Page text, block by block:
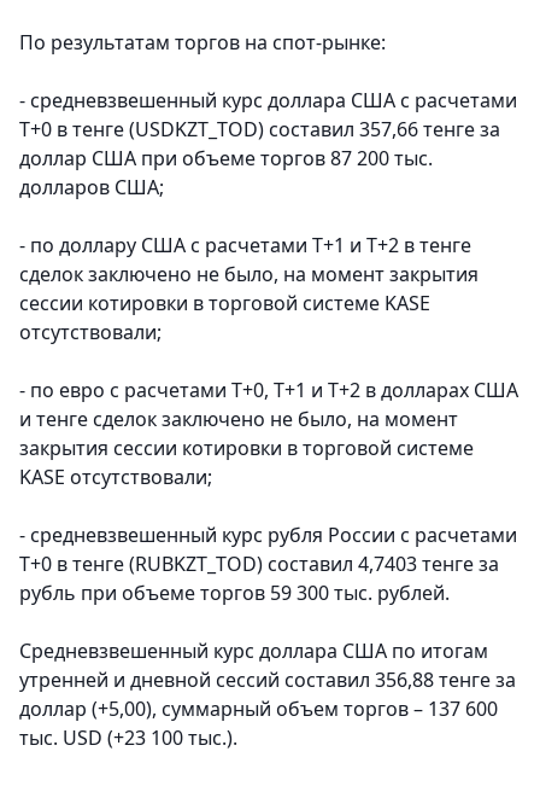
По результатам торгов на спот-рынке:
- средневзвешенный курс доллара США с расчетами
T+0 в тенге (USDKZT_TOD) составил 357,66 тенге за
доллар США при объеме торгов 87 200 тыс.
долларов США;
- по доллару США с расчетами T+1 и T+2 в тенге
сделок заключено не было, на момент закрытия
сессии котировки в торговой системе KASE
отсутствовали;
- по евро с расчетами Т+0, T+1 и T+2 в долларах США
и тенге сделок заключено не было, на момент
закрытия сессии котировки в торговой системе
KASE отсутствовали;
- средневзвешенный курс рубля России с расчетами
T+0 в тенге (RUBKZT_TOD) составил 4,7403 тенге за
рубль при объеме торгов 59 300 тыс. рублей.
Средневзвешенный курс доллара США по итогам
утренней и дневной сессий составил 356,88 тенге за
доллар (+5,00), суммарный объем торгов – 137 600
тыс. USD (+23 100 тыс.).